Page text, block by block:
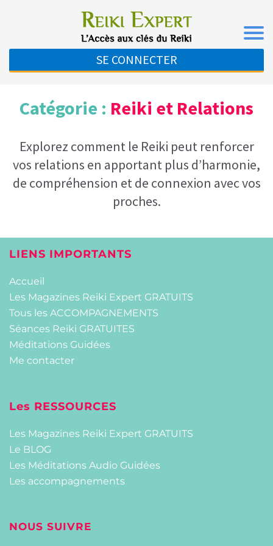
SE CONNECTER
Catégorie : Reiki et Relations
Explorez comment le Reiki peut renforcer
vos relations en apportant plus d’harmonie,
de compréhension et de connexion avec vos
proches.
LIENS IMPORTANTS
Accueil
Les Magazines Reiki Expert GRATUITS
Tous les ACCOMPAGNEMENTS
Séances Reiki GRATUITES
Méditations Guidées
Me contacter
Les RESSOURCES
Les Magazines Reiki Expert GRATUITS
Le BLOG
Les Méditations Audio Guidées
Les accompagnements
NOUS SUIVRE